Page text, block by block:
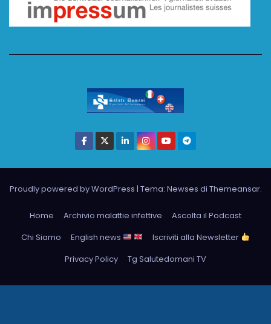
Proudly powered by WordPress | Tema: Newses di Themeansar.
Home Archivio malattie infettive
Ascolta il Podcast
Chi Siamo
English news
Iscriviti alla Newsletter
Privacy Policy
Tg Salutedomani TV